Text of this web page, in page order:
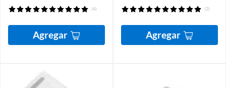
(4)
Agregar
(2)
Agregar